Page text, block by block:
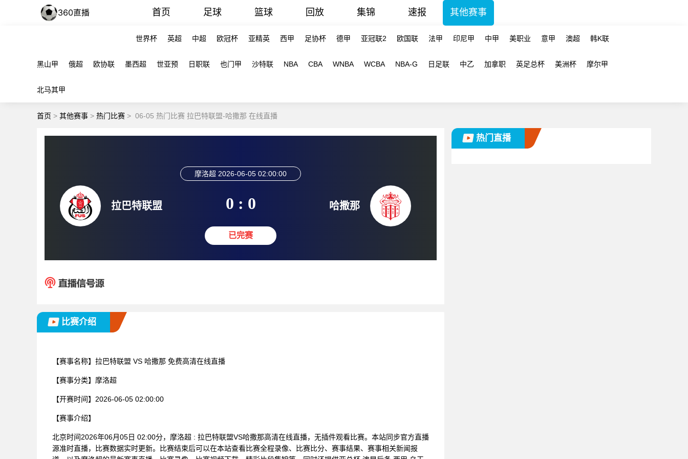
首页 足球 篮球 回放 集锦 速报 其他赛事
世界杯 英超 中超 欧冠杯 亚精英 西甲 足协杯 德甲 亚冠联2 欧国联 法甲 印尼甲 中甲 美职业 意甲 澳超 韩K联
黑山甲 俄超 欧协联 墨西超 世亚预 日职联 也门甲 沙特联 NBA CBA WNBA WCBA NBA-G 日足联 中乙 加拿职 英足总杯 美洲杯 摩尔甲
北马其甲
首页 > 其他赛事 > 热门比赛 > 06-05 热门比赛 拉巴特联盟-哈撒那 在线直播
拉巴特联盟
摩洛超 2026-06-05 02:00:00
0 : 0
已完赛
哈撒那
比赛介绍
【赛事名称】 拉巴特联盟 VS 哈撒那 免费高清在线直播
【赛事分类】 摩洛超
【开赛时间】 2026-06-05 02:00:00
【赛事介绍】
北京时间2026年06月05日 02:00分，摩洛超 : 拉巴特联盟VS哈撒那高清在线直播，无插件观看比赛。本站同步官方直播
源准时直播，比赛数据实时更新。比赛结束后可以在本站查看比赛全程录像、比赛比分、赛事结果、赛事相关新闻报
热门直播